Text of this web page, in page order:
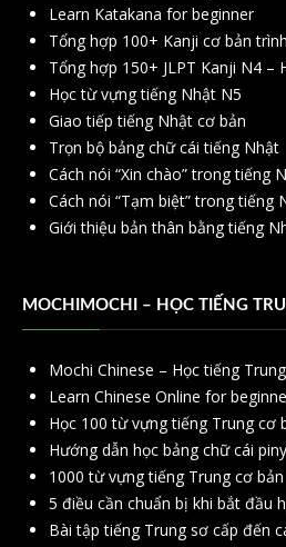
Learn Katakana for beginner
Tổng hợp 100+ Kanji cơ bản
Tổng hợp 150+ JLPT Kanji N4 –
Học từ vựng tiếng Nhật N5
Giao tiếp tiếng Nhật cơ bản
Trọn bộ bảng chữ cái tiếng Nhật
Cách nói “Xin chào” trong tiếng
Cách nói “Tạm biệt” trong tiếng
Giới thiệu bản thân bằng tiếng
MOCHIMOCHI – HỌC TIẾNG
Mochi Chinese – Học tiếng Trung
Learn Chinese Online for
Học 100 từ vựng tiếng Trung cơ
Hướng dẫn học bảng chữ cái
1000 từ vựng tiếng Trung cơ bản
5 điều cần chuẩn bị khi bắt đầu
Bài tập tiếng Trung sơ cấp đến